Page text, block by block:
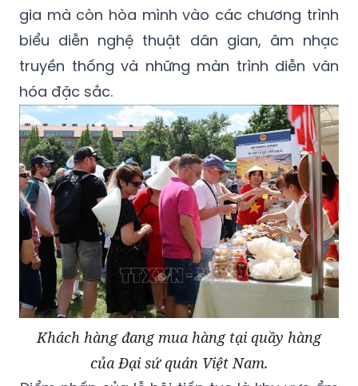
truyền thống và những màn trình diễn văn
hóa đặc sắc.
Khách hàng đang mua hàng tại quầy hàng
của Đại sứ quán Việt Nam.
Điểm nhấn của lễ hội tiếp tục là khu vực ẩm
thực, nơi các đại sứ quán giới thiệu những